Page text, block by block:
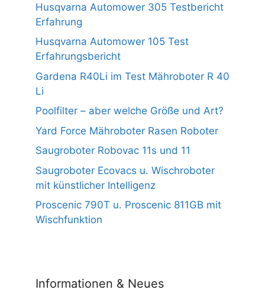
Husqvarna Automower 305 Testbericht
Erfahrung
Husqvarna Automower 105 Test
Erfahrungsbericht
Gardena R40Li im Test Mähroboter R 40
Li
Poolfilter – aber welche Größe und Art?
Yard Force Mähroboter Rasen Roboter
Saugroboter Robovac 11s und 11
Saugroboter Ecovacs u. Wischroboter
mit künstlicher Intelligenz
Proscenic 790T u. Proscenic 811GB mit
Wischfunktion
Informationen & Neues